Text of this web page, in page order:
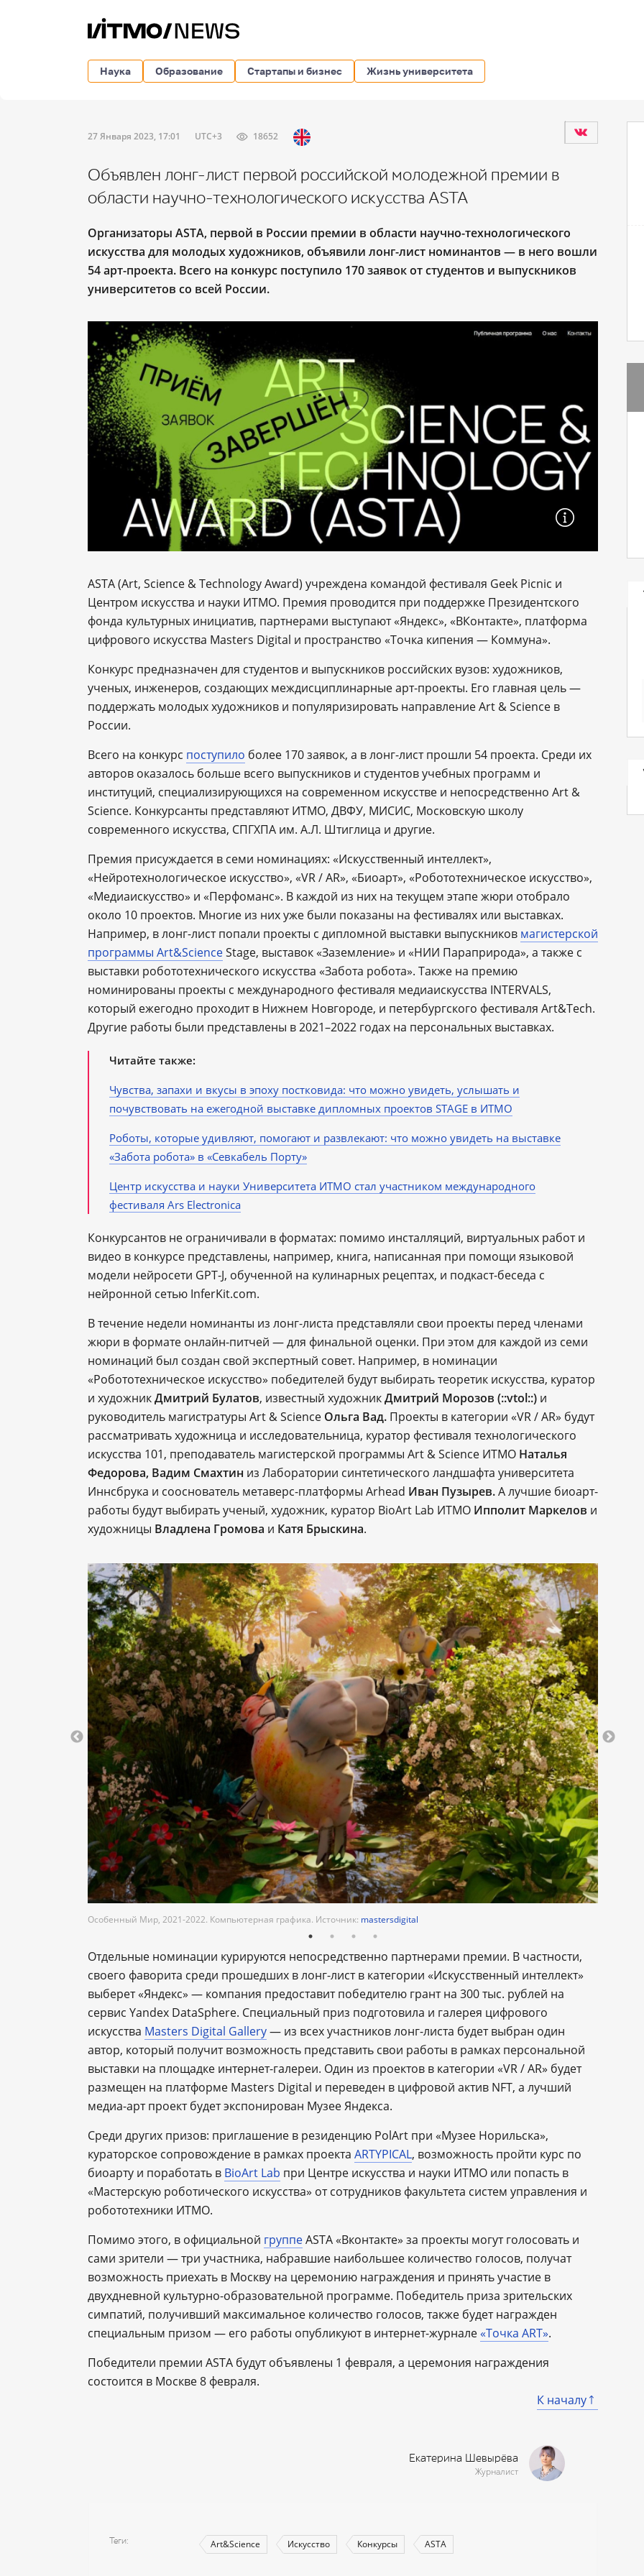
Наука Образование Стартапы и бизнес Жизнь университета
27 Января 2023, 17:01 UTC+3 18652
Объявлен лонг-лист первой российской молодежной премии в
области научно-технологического искусства ASTA
Организаторы ASTA, первой в России премии в области научно-технологического
искусства для молодых художников, объявили лонг-лист номинантов ― в него вошли
54 арт-проекта. Всего на конкурс поступило 170 заявок от студентов и выпускников
университетов со всей России.
ASTA (Art, Science & Technology Award) учреждена командой фестиваля Geek Picnic и
Центром искусства и науки ИТМО. Премия проводится при поддержке Президентского
фонда культурных инициатив, партнерами выступают «Яндекс», «ВКонтакте», платформа
цифрового искусства Masters Digital и пространство «Точка кипения ― Коммуна».
Конкурс предназначен для студентов и выпускников российских вузов: художников,
ученых, инженеров, создающих междисциплинарные арт-проекты. Его главная цель ―
поддержать молодых художников и популяризировать направление Art & Science в
России.
Всего на конкурс поступило более 170 заявок, а в лонг-лист прошли 54 проекта. Среди их
авторов оказалось больше всего выпускников и студентов учебных программ и
институций, специализирующихся на современном искусстве и непосредственно Art &
Science. Конкурсанты представляют ИТМО, ДВФУ, МИСИС, Московскую школу
современного искусства, СПГХПА им. А.Л. Штиглица и другие.
Премия присуждается в семи номинациях: «Искусственный интеллект»,
«Нейротехнологическое искусство», «VR / AR», «Биоарт», «Робототехническое искусство»,
«Медиаискусство» и «Перфоманс». В каждой из них на текущем этапе жюри отобрало
около 10 проектов. Многие из них уже были показаны на фестивалях или выставках.
Например, в лонг-лист попали проекты с дипломной выставки выпускников магистерской
программы Art&ScienceStage, выставок «Заземление» и «НИИ Параприрода», а также с
выставки робототехнического искусства «Забота робота». Также на премию
номинированы проекты с международного фестиваля медиаискусства INTERVALS,
который ежегодно проходит в Нижнем Новгороде, и петербургского фестиваля Art&Tech.
Другие работы были представлены в 2021–2022 годах на персональных выставках.
Читайте также:
Чувства, запахи и вкусы в эпоху постковида: что можно увидеть, услышать и
почувствовать на ежегодной выставке дипломных проектов STAGE в ИТМО
Роботы, которые удивляют, помогают и развлекают: что можно увидеть на выставке
«Забота робота» в «Севкабель Порту»
Центр искусства и науки Университета ИТМО стал участником международного
фестиваля Ars Electronica
Конкурсантов не ограничивали в форматах: помимо инсталляций, виртуальных работ и
видео в конкурсе представлены, например, книга, написанная при помощи языковой
модели нейросети GPT-J, обученной на кулинарных рецептах, и подкаст-беседа с
нейронной сетью InferKit.com.
В течение недели номинанты из лонг-листа представляли свои проекты перед членами
жюри в формате онлайн-питчей ― для финальной оценки. При этом для каждой из семи
номинаций был создан свой экспертный совет. Например, в номинации
«Робототехническое искусство» победителей будут выбирать теоретик искусства, куратор
и художникДмитрий Булатов, известный художникДмитрий Морозов (::vtol::) и
руководитель магистратуры Art & Science Ольга Вад. Проекты в категории «VR / AR» будут
рассматривать художница и исследовательница, куратор фестиваля технологического
искусства 101, преподаватель магистерской программы Art & Science ИТМО Наталья
Федорова, Вадим Смахтин из Лаборатории синтетического ландшафта университета
Иннсбрука и сооснователь метаверс-платформы Arhead Иван Пузырев.А лучшие биоарт-
работы будут выбирать ученый, художник, куратор BioArt Lab ИТМО Ипполит Маркелов и
художницы Владлена Громова и Катя Брыскина.
Особенный Мир, 2021-2022. Компьютерная графика. Источник: mastersdigitalastaaward
astaaward
Отдельные номинации курируются непосредственно партнерами премии. В частности,
своего фаворита среди прошедших в лонг-лист в категории «Искусственный интеллект»
выберет «Яндекс» ― компания предоставит победителю грант на 300 тыс. рублей на
сервис Yandex DataSphere. Специальный приз подготовила и галерея цифрового
искусства Masters Digital Gallery― из всех участников лонг-листа будет выбран один
автор, который получит возможность представить свои работы в рамках персональной
выставки на площадке интернет-галереи. Один из проектов в категории «VR / AR» будет
размещен на платформе Masters Digital и переведен в цифровой актив NFT, а лучший
медиа-арт проект будет экспонирован Музее Яндекса.
Среди других призов: приглашение в резиденцию PolArt при «Музее Норильска»,
кураторское сопровождение в рамках проекта ARTYPICAL, возможность пройти курс по
биоарту и поработать в BioArt Lab при Центре искусства и науки ИТМО или попасть в
«Мастерскую роботического искусства» от сотрудников факультета систем управления и
робототехники ИТМО.
Помимо этого, в официальной группеASTA «Вконтакте» за проекты могут голосовать и
сами зрители ― три участника, набравшие наибольшее количество голосов, получат
возможность приехать в Москву на церемонию награждения и принять участие в
двухдневной культурно-образовательной программе. Победитель приза зрительских
симпатий, получивший максимальное количество голосов, также будет награжден
специальным призом ― его работы опубликуют в интернет-журнале «Точка ART».
Победители премии ASTA будут объявлены 1 февраля, а церемония награждения
состоится в Москве 8 февраля.
К началу
Екатерина Шевырёва
Журналист
Теги Art&Science Искусство Конкурсы ASTA